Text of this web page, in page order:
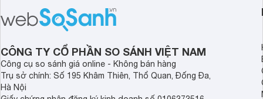
mức giá vô cùng hấp dẫn, biến nó trở
thành một lựa chọn “đáng đồng tiền
bát gạo” trên thị trường.
năng AI hàng đầu,
CÔNG TY CỔ PHẦN SO SÁNH VIỆT NAM
Công cụ so sánh giá online - Không bán hàng
Trụ sở chính: Số 195 Khâm Thiên, Thổ Quan, Đống Đa,
Hà Nội